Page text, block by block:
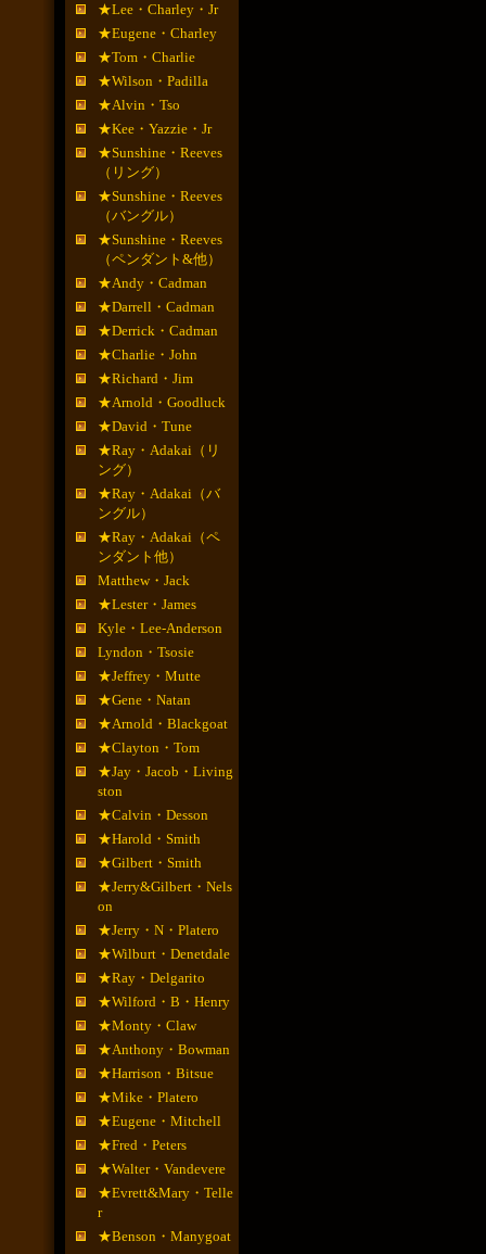
★Lee・Charley・Jr
★Eugene・Charley
★Tom・Charlie
★Wilson・Padilla
★Alvin・Tso
★Kee・Yazzie・Jr
★Sunshine・Reeves
（リング）
★Sunshine・Reeves
（バングル）
★Sunshine・Reeves
（ペンダント&他）
★Andy・Cadman
★Darrell・Cadman
★Derrick・Cadman
★Charlie・John
★Richard・Jim
★Arnold・Goodluck
★David・Tune
★Ray・Adakai（リ
ング）
★Ray・Adakai（バ
ングル）
★Ray・Adakai（ペ
ンダント他）
Matthew・Jack
★Lester・James
Kyle・Lee-Anderson
Lyndon・Tsosie
★Jeffrey・Mutte
★Gene・Natan
★Arnold・Blackgoat
★Clayton・Tom
★Jay・Jacob・Living
ston
★Calvin・Desson
★Harold・Smith
★Gilbert・Smith
★Jerry&Gilbert・Nels
on
★Jerry・N・Platero
★Wilburt・Denetdale
★Ray・Delgarito
★Wilford・B・Henry
★Monty・Claw
★Anthony・Bowman
★Harrison・Bitsue
★Mike・Platero
★Eugene・Mitchell
★Fred・Peters
★Walter・Vandevere
★Evrett&Mary・Telle
r
★Benson・Manygoat